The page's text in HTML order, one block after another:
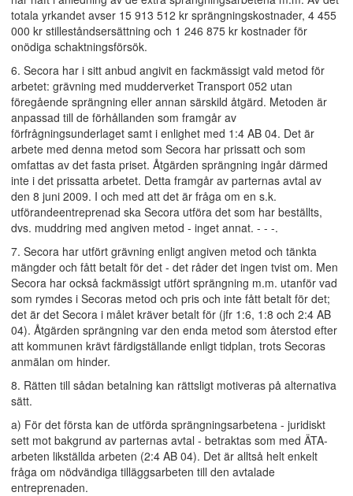
totala yrkandet avser 15 913 512 kr sprängningskostnader, 4 455
000 kr stilleståndsersättning och 1 246 875 kr kostnader för
onödiga schaktningsförsök.
6. Secora har i sitt anbud angivit en fackmässigt vald metod för
arbetet: grävning med mudderverket Transport 052 utan
föregående sprängning eller annan särskild åtgärd. Metoden är
anpassad till de förhållanden som framgår av
förfrågningsunderlaget samt i enlighet med 1:4 AB 04. Det är
arbete med denna metod som Secora har prissatt och som
omfattas av det fasta priset. Åtgärden sprängning ingår därmed
inte i det prissatta arbetet. Detta framgår av parternas avtal av
den 8 juni 2009. I och med att det är fråga om en s.k.
utförandeentreprenad ska Secora utföra det som har beställts,
dvs. muddring med angiven metod - inget annat. - - -.
7. Secora har utfört grävning enligt angiven metod och tänkta
mängder och fått betalt för det - det råder det ingen tvist om. Men
Secora har också fackmässigt utfört sprängning m.m. utanför vad
som rymdes i Secoras metod och pris och inte fått betalt för det;
det är det Secora i målet kräver betalt för (jfr 1:6, 1:8 och 2:4 AB
04). Åtgärden sprängning var den enda metod som återstod efter
att kommunen krävt färdigställande enligt tidplan, trots Secoras
anmälan om hinder.
8. Rätten till sådan betalning kan rättsligt motiveras på alternativa
sätt.
a) För det första kan de utförda sprängningsarbetena - juridiskt
sett mot bakgrund av parternas avtal - betraktas som med ÄTA-
arbeten likställda arbeten (2:4 AB 04). Det är alltså helt enkelt
fråga om nödvändiga tilläggsarbeten till den avtalade
entreprenaden.